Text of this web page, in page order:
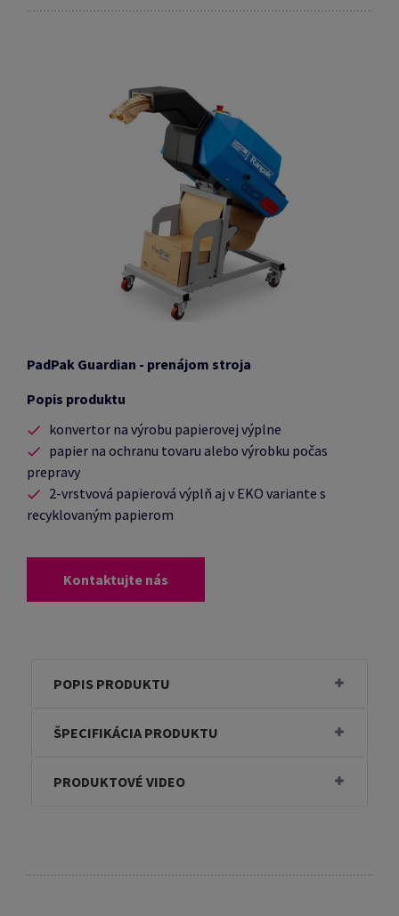
PadPak Guardian - prenájom stroja
Popis produktu
konvertor na výrobu papierovej výplne
papier na ochranu tovaru alebo výrobku počas
prepravy
2-vrstvová papierová výplň aj v EKO variante s
recyklovaným papierom
Kontaktujte nás
POPIS PRODUKTU
ŠPECIFIKÁCIA PRODUKTU
PRODUKTOVÉ VIDEO